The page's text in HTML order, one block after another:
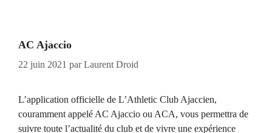
AC Ajaccio
22 juin 2021 parLaurent Droid
L’application officielle de L’Athletic Club Ajaccien,
couramment appelé AC Ajaccio ou ACA, vous permettra de
suivre toute l’actualité du club et de vivre une expérience